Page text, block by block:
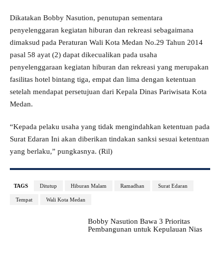
Dikatakan Bobby Nasution, penutupan sementara
penyelenggaran kegiatan hiburan dan rekreasi sebagaimana
dimaksud pada Peraturan Wali Kota Medan No.29 Tahun 2014
pasal 58 ayat (2) dapat dikecualikan pada usaha
penyelenggaraan kegiatan hiburan dan rekreasi yang merupakan
fasilitas hotel bintang tiga, empat dan lima dengan ketentuan
setelah mendapat persetujuan dari Kepala Dinas Pariwisata Kota
Medan.
“Kepada pelaku usaha yang tidak mengindahkan ketentuan pada
Surat Edaran Ini akan diberikan tindakan sanksi sesuai ketentuan
yang berlaku,” pungkasnya. (Ril)
TAGS Ditutup Hiburan Malam Ramadhan Surat Edaran
Tempat Wali Kota Medan
Bobby Nasution Bawa 3 Prioritas
Pembangunan untuk Kepulauan Nias